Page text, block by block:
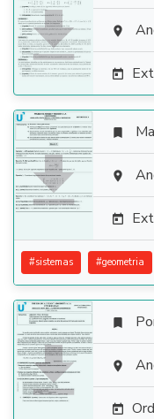
 





#sistemas #geometria



